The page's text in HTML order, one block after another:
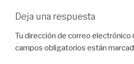
Deja una respuesta
Tu dirección de correo electrónico
campos obligatorios están